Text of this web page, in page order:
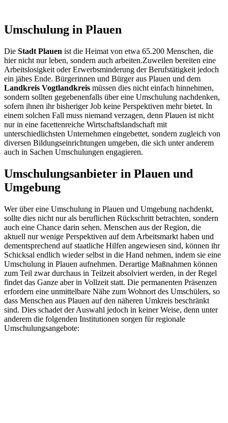
Umschulung in Plauen
Die Stadt Plauen ist die Heimat von etwa 65.200 Menschen, die
hier nicht nur leben, sondern auch arbeiten.Zuweilen bereiten eine
Arbeitslosigkeit oder Erwerbsminderung der Berufstätigkeit jedoch
ein jähes Ende. Bürgerinnen und Bürger aus Plauen und dem
Landkreis Vogtlandkreis müssen dies nicht einfach hinnehmen,
sondern sollten gegebenenfalls über eine Umschulung nachdenken,
sofern ihnen ihr bisheriger Job keine Perspektiven mehr bietet. In
einem solchen Fall muss niemand verzagen, denn Plauen ist nicht
nur in eine facettenreiche Wirtschaftslandschaft mit
unterschiedlichsten Unternehmen eingebettet, sondern zugleich von
diversen Bildungseinrichtungen umgeben, die sich unter anderem
auch in Sachen Umschulungen engagieren.
Umschulungsanbieter in Plauen und
Umgebung
Wer über eine Umschulung in Plauen und Umgebung nachdenkt,
sollte dies nicht nur als beruflichen Rückschritt betrachten, sondern
auch eine Chance darin sehen. Menschen aus der Region, die
aktuell nur wenige Perspektiven auf dem Arbeitsmarkt haben und
dementsprechend auf staatliche Hilfen angewiesen sind, können ihr
Schicksal endlich wieder selbst in die Hand nehmen, indem sie eine
Umschulung in Plauen aufnehmen. Derartige Maßnahmen können
zum Teil zwar durchaus in Teilzeit absolviert werden, in der Regel
findet das Ganze aber in Vollzeit statt. Die permanenten Präsenzen
erfordern eine unmittelbare Nähe zum Wohnort des Umschülers, so
dass Menschen aus Plauen auf den näheren Umkreis beschränkt
sind. Dies schadet der Auswahl jedoch in keiner Weise, denn unter
anderem die folgenden Institutionen sorgen für regionale
Umschulungsangebote: